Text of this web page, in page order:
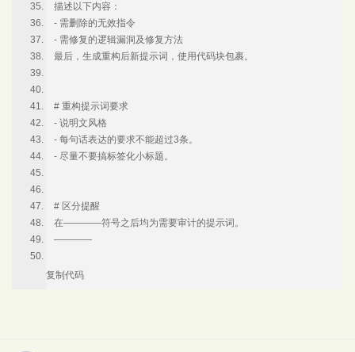
描述以下内容：
- 需删除的无效指令
- 需修复的逻辑漏洞及修复方法
最后，生成重构后新提示词，使用代码块包裹。
# 重构提示词要求
- 说明文风格
- 每句话表达的要求不能超过3条。
- 尽量不要搞标签化小标题。
# 区分提醒
在————符号之后均为需要审计的提示词。
————
复制代码